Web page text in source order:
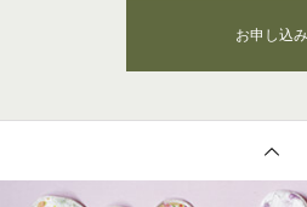
お申し込み